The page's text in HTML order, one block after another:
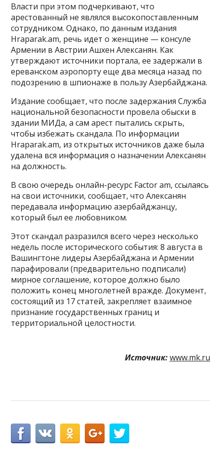
Власти при этом подчеркивают, что
арестованный не являлся высокопоставленным
сотрудником. Однако, по данным издания
Hraparak.am, речь идет о женщине — консуле
Армении в Австрии Ашхен Алексанян. Как
утверждают источники портала, ее задержали в
ереванском аэропорту еще два месяца назад по
подозрению в шпионаже в пользу Азербайджана.
Издание сообщает, что после задержания Служба
национальной безопасности провела обыски в
здании МИДа, а сам арест пытались скрыть,
чтобы избежать скандала. По информации
Hraparak.am, из открытых источников даже была
удалена вся информация о назначении Алексанян
на должность.
В свою очередь онлайн-ресурс Factor am, ссылаясь
на свои источники, сообщает, что Алексанян
передавала информацию азербайджанцу,
который был ее любовником.
Этот скандал разразился всего через несколько
недель после исторического события: 8 августа в
Вашингтоне лидеры Азербайджана и Армении
парафировали (предварительно подписали)
мирное соглашение, которое должно было
положить конец многолетней вражде. Документ,
состоящий из 17 статей, закрепляет взаимное
признание государственных границ и
территориальной целостности.
Источник: www.mk.ru